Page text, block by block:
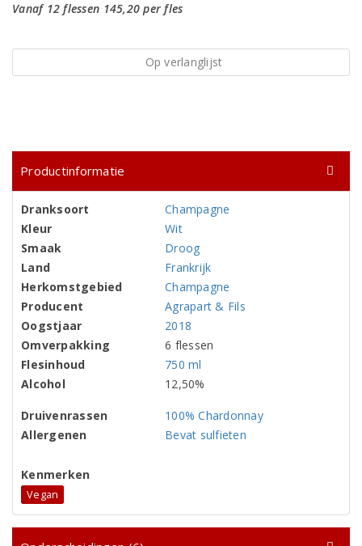
Vanaf 12 flessen 145,20 per fles
Op verlanglijst
Productinformatie
Dranksoort
Champagne
Kleur
Wit
Smaak
Droog
Land
Frankrijk
Herkomstgebied
Champagne
Producent
Agrapart & Fils
Oogstjaar
2018
Omverpakking
6 flessen
Flesinhoud
750 ml
Alcohol
12,50%
Druivenrassen
100% Chardonnay
Allergenen
Bevat sulfieten
Kenmerken
Vegan